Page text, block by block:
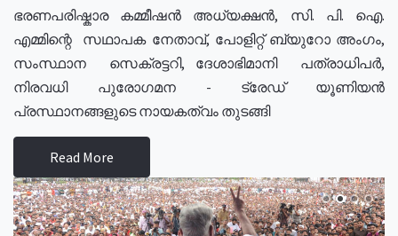
ഭരണപരിഷ്കാര കമ്മീഷൻ അധ്യക്ഷൻ, സി. പി. ഐ.
എമ്മിന്റെ സഥാപക നേതാവ്, പോളിറ്റ് ബ്യുറോ അംഗം,
സംസ്ഥാന സെക്രട്ടറി, ദേശാഭിമാനി പത്രാധിപർ,
നിരവധി പുരോഗമന - ട്രേഡ് യൂണിയൻ
പ്രസ്ഥാനങ്ങളുടെ നായകത്വം തുടങ്ങി
Read More